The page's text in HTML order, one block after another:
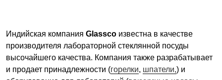
Индийская компания Glassco известна в качестве
производителя лабораторной стеклянной посуды
высочайшего качества. Компания также разрабатывает
и продает принадлежности (горелки, шпатели,) и